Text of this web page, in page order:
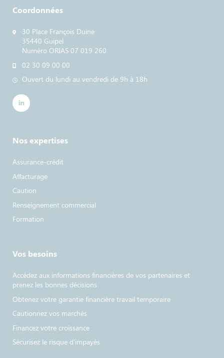
Coordonnées
30 Place François Duine
35440 Guipel
Numéro ORIAS 07 019 260
02 30 09 00 00
Ouvert du lundi au vendredi de 9h à 18h
Nos expertises
Assurance-crédit
Affacturage
Caution
Renseignement commercial
Formation
Vos besoins
Accédez aux informations financières de vos partenaires et
prenez les bonnes décisions
Obtenez votre garantie financière travail temporaire
Cautionnez vos marchés
Financez votre croissance
Sécurisez le risque d’impayés​